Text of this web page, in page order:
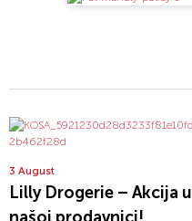
3 August
Lilly Drogerie – Akcija u